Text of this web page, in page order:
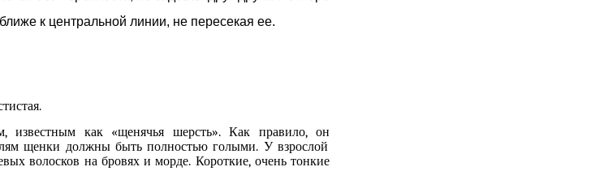
к центральной линии, не пересекая ее.
известным как «щенячья шерсть». Как правило,он
щенки должны быть полностью голыми. У взрослой
волосков на бровях и морде. Короткие, очень тонкие